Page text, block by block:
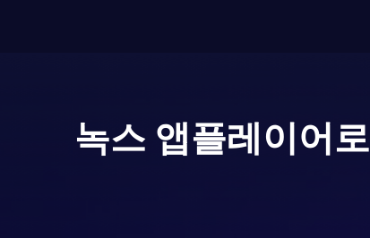
녹스 앱플레이어로